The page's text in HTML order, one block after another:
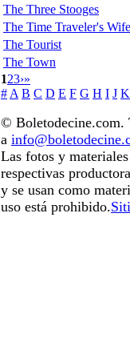
The Three Stooges
The Time Traveler's Wife
The Tourist
The Town
123›»
# A B C D E F G H I J K
© Boletodecine.com.
a
Las fotos y
respectivas
y se usan como
uso está prohibido.